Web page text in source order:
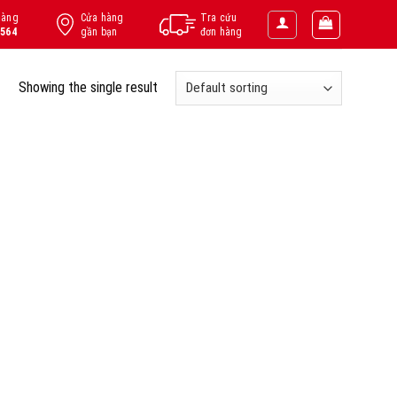
Cửa hàng
gần bạn
Tra cứu
đơn hàng
Showing the single result